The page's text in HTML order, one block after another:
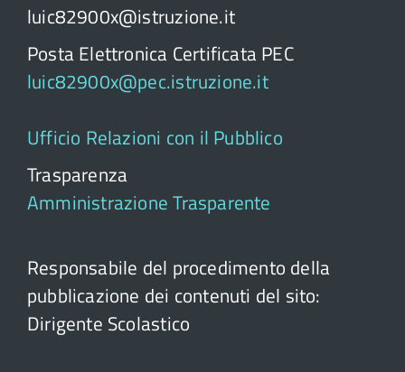
luic82900x@istruzione.it
Posta Elettronica Certificata PEC
luic82900x@pec.istruzione.it
Ufficio Relazioni con il Pubblico
Trasparenza
Amministrazione Trasparente
Responsabile del procedimento della
pubblicazione dei contenuti del sito:
Dirigente Scolastico